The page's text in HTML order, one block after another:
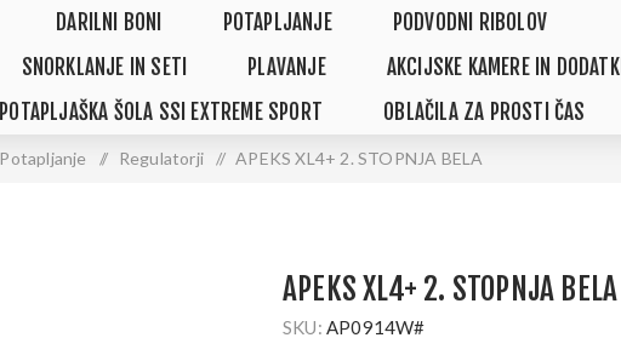
DARILNI BONI POTAPLJANJE
PODVODNI RIBOLOV
SNORKLANJE IN SETI PLAVANJE
AKCIJSKE KAMERE IN DODATKI
POTAPLJAŠKA ŠOLA SSI EXTREME SPORT OBLAČILA ZA PROSTI ČAS
Potapljanje / Regulatorji / APEKS XL4+ 2. STOPNJA BELA
APEKS XL4+ 2. STOPNJA BELA
SKU: AP0914W#